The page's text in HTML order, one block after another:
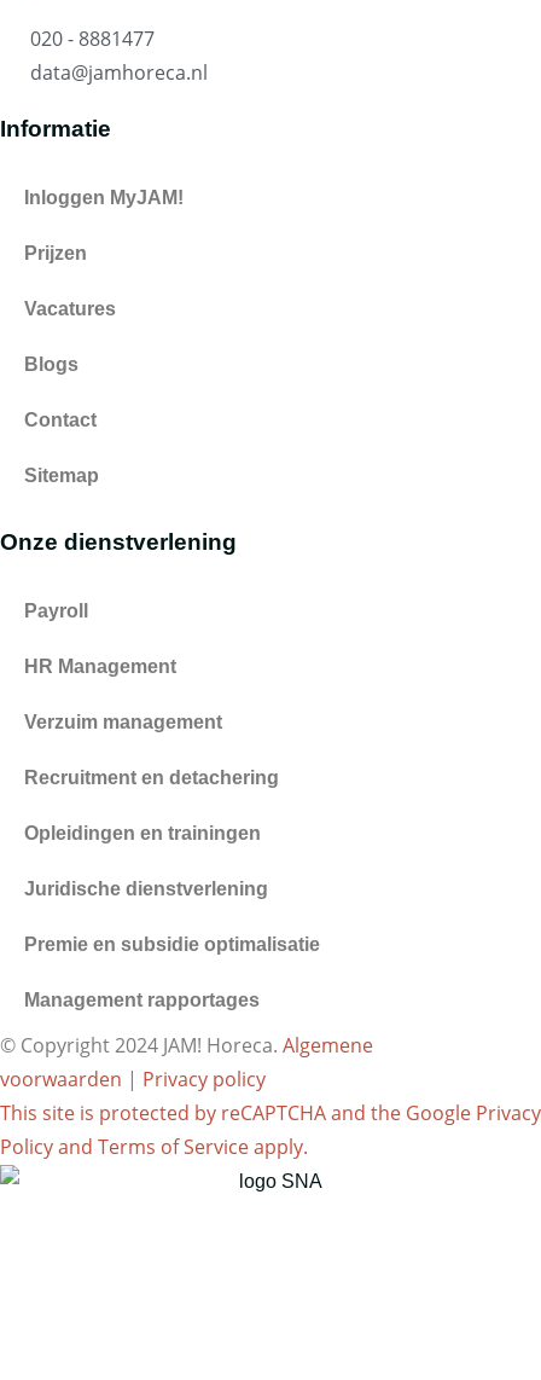
020 - 8881477
data@jamhoreca.nl
Informatie
Inloggen MyJAM!
Prijzen
Vacatures
Blogs
Contact
Sitemap
Onze dienstverlening
Payroll
HR Management
Verzuim management
Recruitment en detachering
Opleidingen en trainingen
Juridische dienstverlening
Premie en subsidie optimalisatie
Management rapportages
© Copyright 2024 JAM! Horeca. Algemene
voorwaarden | Privacy policy
This site is protected by reCAPTCHA and the Google Privacy
Policyand Terms of Serviceapply.